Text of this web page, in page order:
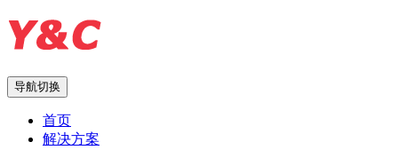
导航切换
首页
解决方案